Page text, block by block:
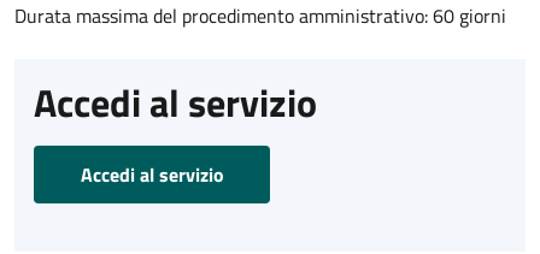
Durata massima del procedimento amministrativo: 60 giorni
Accedi al servizio
Accedi al servizio